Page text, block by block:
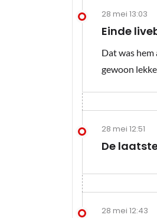
28 mei 13:03
Einde
Dat was
gewoon
28 mei 12:51
De
28 mei 12:43